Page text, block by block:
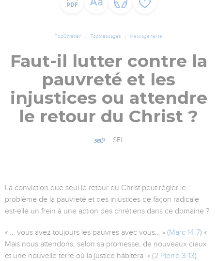
TopChrétien TopMessages Message texte
Faut-il lutter contre la
pauvreté et les
injustices ou attendre
le retour du Christ ?
SEL
La conviction que seul le retour du Christ peut régler le
problème de la pauvreté et des injustices de façon radicale
est-elle un frein à une action des chrétiens dans ce domaine ?
« … vous avez toujours les pauvres avec vous… » (Marc 14.7) «
Mais nous attendons, selon sa promesse, de nouveaux cieux
et une nouvelle terre où la justice habitera. » (2 Pierre 3.13)